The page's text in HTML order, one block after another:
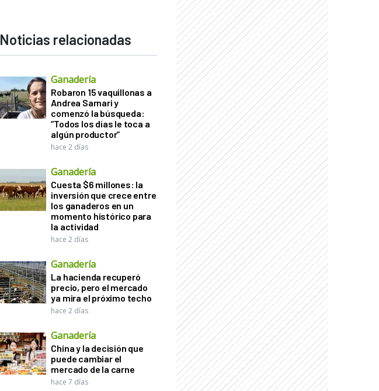
Noticias relacionadas
Ganadería
Robaron 15 vaquillonas a
Andrea Sarnari y
comenzó la búsqueda:
“Todos los días le toca a
algún productor”
hace 2 días
Ganadería
Cuesta $6 millones: la
inversión que crece entre
los ganaderos en un
momento histórico para
la actividad
hace 2 días
Ganadería
La hacienda recuperó
precio, pero el mercado
ya mira el próximo techo
hace 2 días
Ganadería
China y la decisión que
puede cambiar el
mercado de la carne
hace 7 días